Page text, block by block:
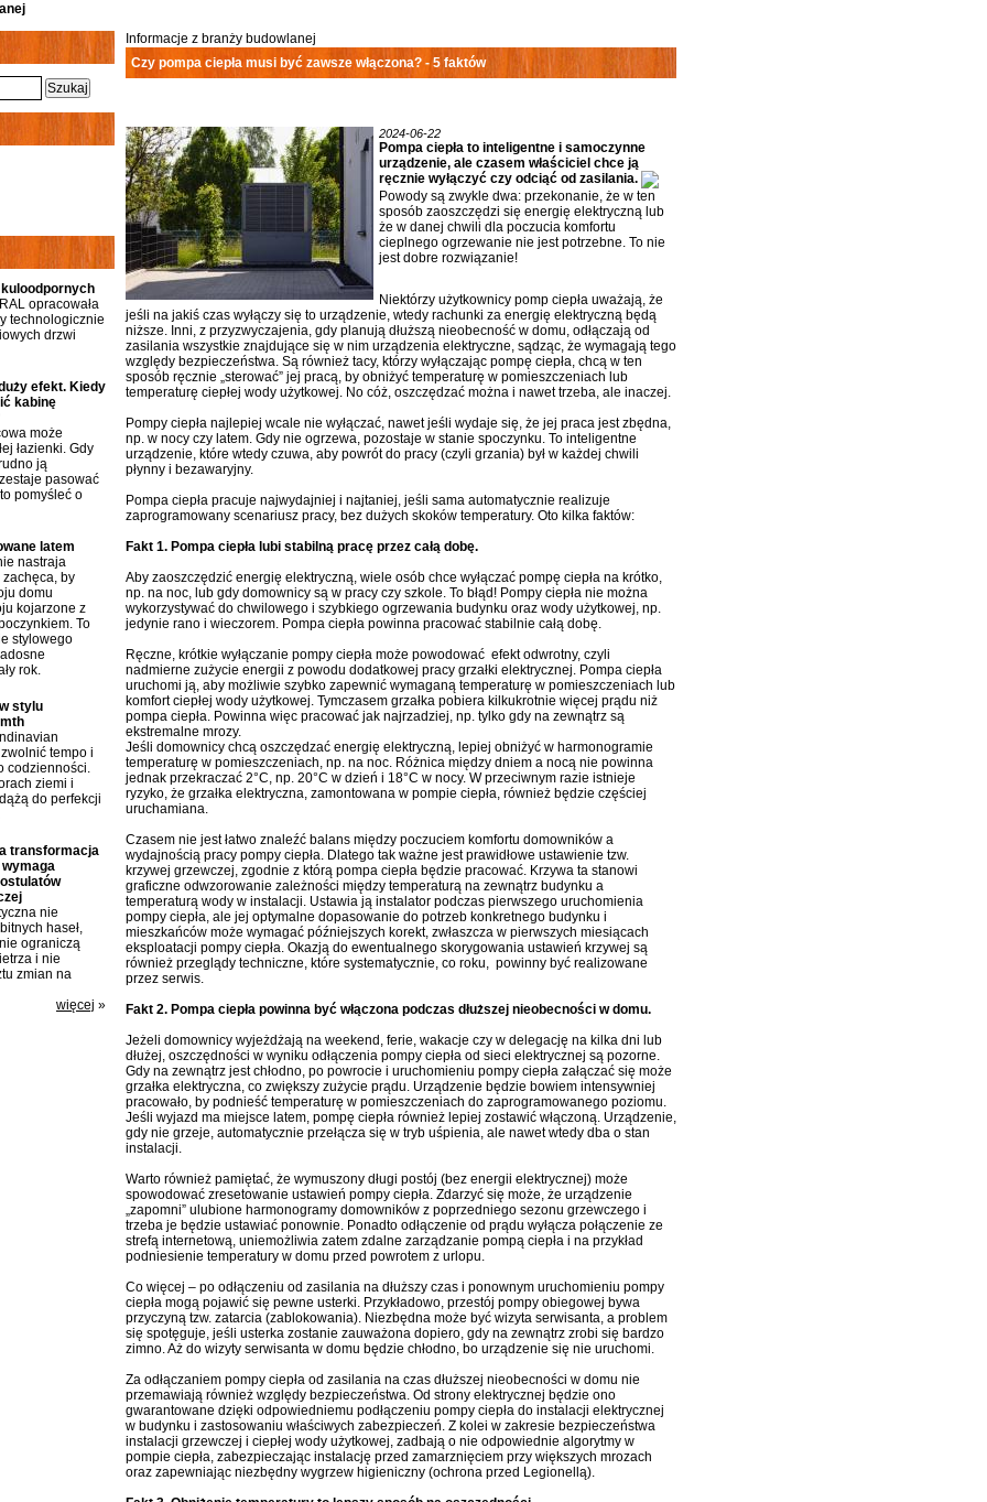
Informacje z branży budowlanej
Czy pompa ciepła musi być zawsze włączona? - 5 faktów
2024-06-22
Pompa ciepła to inteligentne i samoczynne
urządzenie, ale czasem właściciel chce ją
ręcznie wyłączyć czy odciąć od zasilania.
Powody są zwykle dwa: przekonanie, że w ten
sposób zaoszczędzi się energię elektryczną lub
że w danej chwili dla poczucia komfortu
cieplnego ogrzewanie nie jest potrzebne. To nie
jest dobre rozwiązanie!
Niektórzy użytkownicy pomp ciepła uważają, że
jeśli na jakiś czas wyłączy się to urządzenie, wtedy rachunki za energię elektryczną będą
niższe. Inni, z przyzwyczajenia, gdy planują dłuższą nieobecność w domu, odłączają od
zasilania wszystkie znajdujące się w nim urządzenia elektryczne, sądząc, że wymagają tego
względy bezpieczeństwa. Są również tacy, którzy wyłączając pompę ciepła, chcą w ten
sposób ręcznie „sterować” jej pracą, by obniżyć temperaturę w pomieszczeniach lub
temperaturę ciepłej wody użytkowej. No cóż, oszczędzać można i nawet trzeba, ale inaczej.
Pompy ciepła najlepiej wcale nie wyłączać, nawet jeśli wydaje się, że jej praca jest zbędna,
np. w nocy czy latem. Gdy nie ogrzewa, pozostaje w stanie spoczynku. To inteligentne
urządzenie, które wtedy czuwa, aby powrót do pracy (czyli grzania) był w każdej chwili
płynny i bezawaryjny.
Pompa ciepła pracuje najwydajniej i najtaniej, jeśli sama automatycznie realizuje
zaprogramowany scenariusz pracy, bez dużych skoków temperatury. Oto kilka faktów:
Fakt 1. Pompa ciepła lubi stabilną pracę przez całą dobę.
Aby zaoszczędzić energię elektryczną, wiele osób chce wyłączać pompę ciepła na krótko,
np. na noc, lub gdy domownicy są w pracy czy szkole. To błąd! Pompy ciepła nie można
wykorzystywać do chwilowego i szybkiego ogrzewania budynku oraz wody użytkowej, np.
jedynie rano i wieczorem. Pompa ciepła powinna pracować stabilnie całą dobę.
Ręczne, krótkie wyłączanie pompy ciepła może powodować efekt odwrotny, czyli
nadmierne zużycie energii z powodu dodatkowej pracy grzałki elektrycznej. Pompa ciepła
uruchomi ją, aby możliwie szybko zapewnić wymaganą temperaturę w pomieszczeniach lub
komfort ciepłej wody użytkowej. Tymczasem grzałka pobiera kilkukrotnie więcej prądu niż
pompa ciepła. Powinna więc pracować jak najrzadziej, np. tylko gdy na zewnątrz są
ekstremalne mrozy.
Jeśli domownicy chcą oszczędzać energię elektryczną, lepiej obniżyć w harmonogramie
temperaturę w pomieszczeniach, np. na noc. Różnica między dniem a nocą nie powinna
jednak przekraczać 2°C, np. 20°C w dzień i 18°C w nocy. W przeciwnym razie istnieje
ryzyko, że grzałka elektryczna, zamontowana w pompie ciepła, również będzie częściej
uruchamiana.
Czasem nie jest łatwo znaleźć balans między poczuciem komfortu domowników a
wydajnością pracy pompy ciepła. Dlatego tak ważne jest prawidłowe ustawienie tzw.
krzywej grzewczej, zgodnie z którą pompa ciepła będzie pracować. Krzywa ta stanowi
graficzne odwzorowanie zależności między temperaturą na zewnątrz budynku a
temperaturą wody w instalacji. Ustawia ją instalator podczas pierwszego uruchomienia
pompy ciepła, ale jej optymalne dopasowanie do potrzeb konkretnego budynku i
mieszkańców może wymagać późniejszych korekt, zwłaszcza w pierwszych miesiącach
eksploatacji pompy ciepła. Okazją do ewentualnego skorygowania ustawień krzywej są
również przeglądy techniczne, które systematycznie, co roku, powinny być realizowane
przez serwis.
Fakt 2. Pompa ciepła powinna być włączona podczas dłuższej nieobecności w domu.
Jeżeli domownicy wyjeżdżają na weekend, ferie, wakacje czy w delegację na kilka dni lub
dłużej, oszczędności w wyniku odłączenia pompy ciepła od sieci elektrycznej są pozorne.
Gdy na zewnątrz jest chłodno, po powrocie i uruchomieniu pompy ciepła załączać się może
grzałka elektryczna, co zwiększy zużycie prądu. Urządzenie będzie bowiem intensywniej
pracowało, by podnieść temperaturę w pomieszczeniach do zaprogramowanego poziomu.
Jeśli wyjazd ma miejsce latem, pompę ciepła również lepiej zostawić włączoną. Urządzenie,
gdy nie grzeje, automatycznie przełącza się w tryb uśpienia, ale nawet wtedy dba o stan
instalacji.
Warto również pamiętać, że wymuszony długi postój (bez energii elektrycznej) może
spowodować zresetowanie ustawień pompy ciepła. Zdarzyć się może, że urządzenie
„zapomni” ulubione harmonogramy domowników z poprzedniego sezonu grzewczego i
trzeba je będzie ustawiać ponownie. Ponadto odłączenie od prądu wyłącza połączenie ze
strefą internetową, uniemożliwia zatem zdalne zarządzanie pompą ciepła i na przykład
podniesienie temperatury w domu przed powrotem z urlopu.
Co więcej – po odłączeniu od zasilania na dłuższy czas i ponownym uruchomieniu pompy
ciepła mogą pojawić się pewne usterki. Przykładowo, przestój pompy obiegowej bywa
przyczyną tzw. zatarcia (zablokowania). Niezbędna może być wizyta serwisanta, a problem
się spotęguje, jeśli usterka zostanie zauważona dopiero, gdy na zewnątrz zrobi się bardzo
zimno. Aż do wizyty serwisanta w domu będzie chłodno, bo urządzenie się nie uruchomi.
Za odłączaniem pompy ciepła od zasilania na czas dłuższej nieobecności w domu nie
przemawiają również względy bezpieczeństwa. Od strony elektrycznej będzie ono
gwarantowane dzięki odpowiedniemu podłączeniu pompy ciepła do instalacji elektrycznej
w budynku i zastosowaniu właściwych zabezpieczeń. Z kolei w zakresie bezpieczeństwa
instalacji grzewczej i ciepłej wody użytkowej, zadbają o nie odpowiednie algorytmy w
pompie ciepła, zabezpieczając instalację przed zamarznięciem przy większych mrozach
oraz zapewniając niezbędny wygrzew higieniczny (ochrona przed Legionellą).
opracowała
technologicznie
drzwi
efekt. Kiedy
kabinę
może
łazienki. Gdy
ją
pasować
pomyśleć o
latem
nastraja
by
domu
kojarzone z
To
stylowego
rok.
stylu
tempo i
codzienności.
ziemi i
do perfekcji
transformacja
nie
haseł,
ograniczą
i nie
zmian na
więcej »